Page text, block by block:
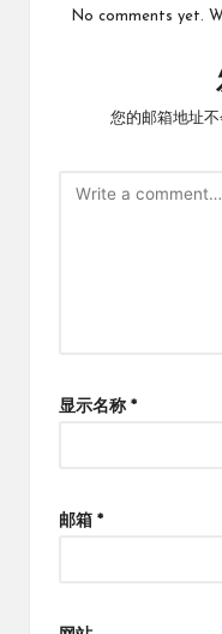
No comments yet.
您的邮箱地址不
显示名称 *
邮箱 *